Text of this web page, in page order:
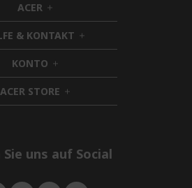
ACER h
i
d
d
e
n
& KONTAKT h
i
d
n
KONTO h
i
d
d
ACER STORE h
i
e
Sie uns auf Social